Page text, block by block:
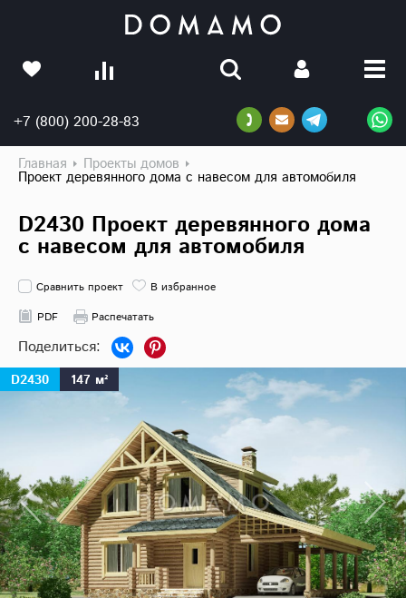
+7 (800) 200-28-83
Главная Проекты домов
Проект деревянного дома с навесом для автомобиля
D2430 Проект деревянного дома
с навесом для автомобиля
Сравнить проект
В избранное
PDF
Распечатать
D2430 147 м²